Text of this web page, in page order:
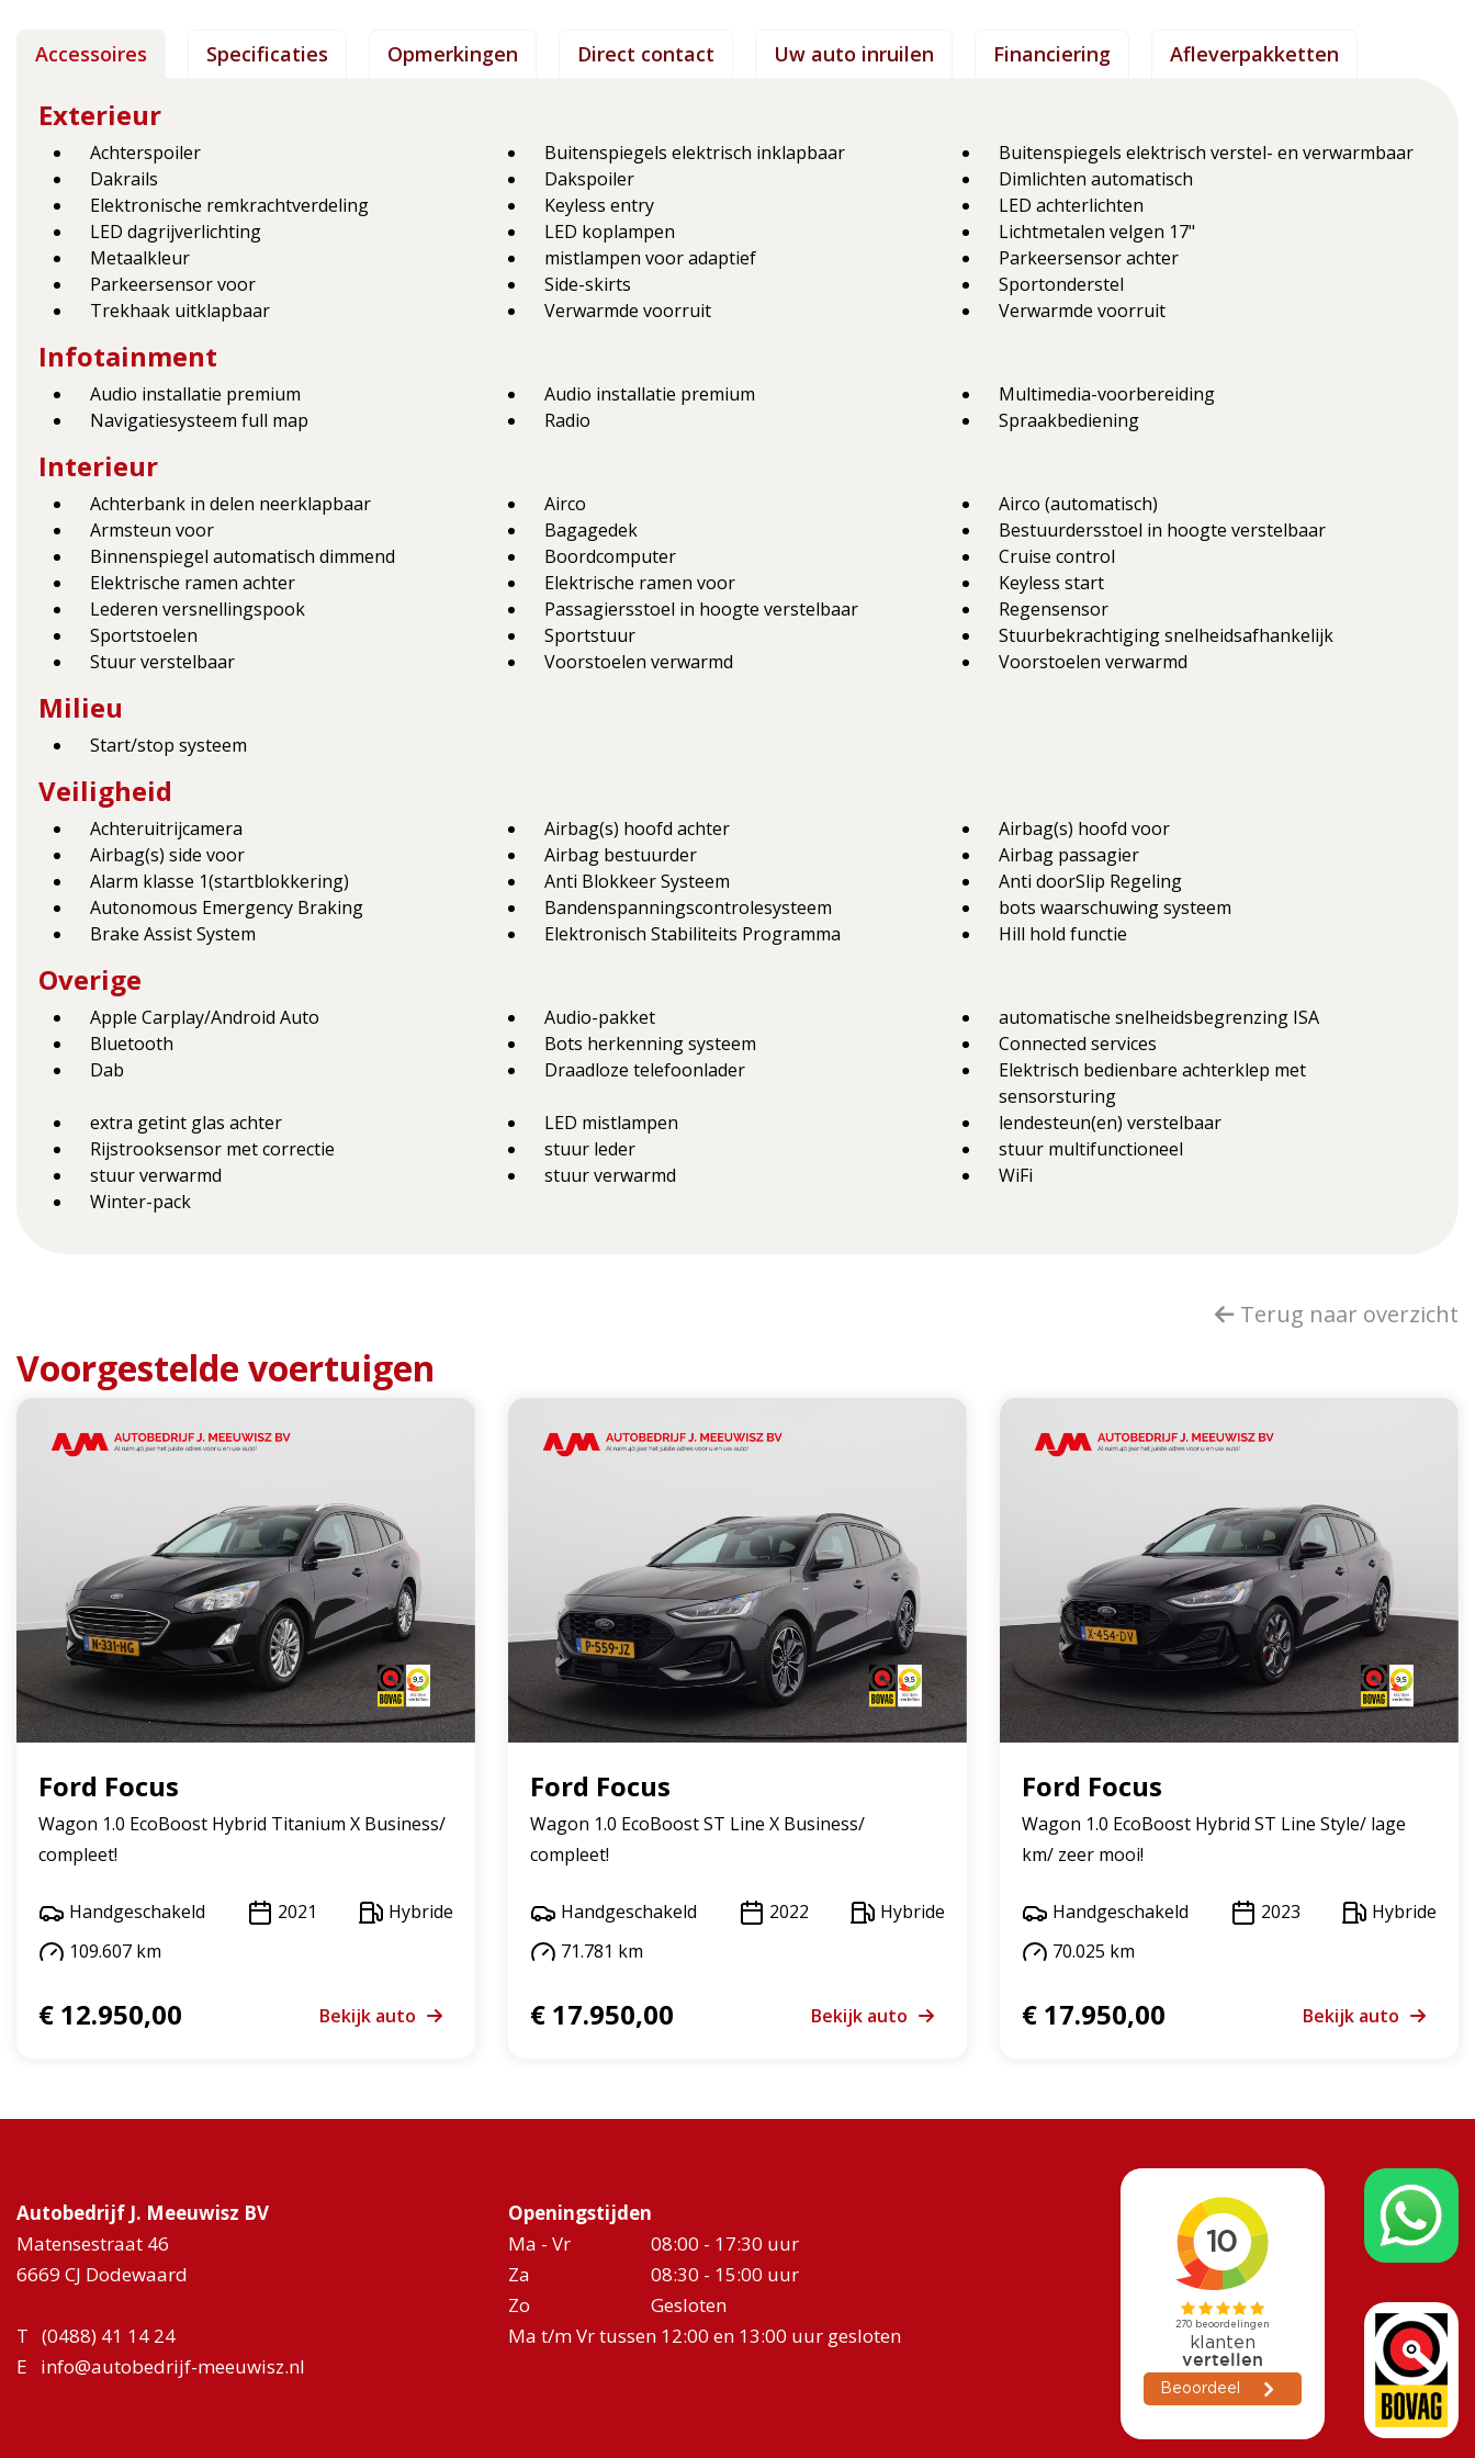
Accessoires Specificaties Opmerkingen Direct contact Uw auto inruilen Financiering Afleverpakketten
Exterieur
Achterspoiler Buitenspiegels elektrisch inklapbaar
Buitenspiegels elektrisch verstel- en verwarmbaar
Dakrails
Dakspoiler
Dimlichten automatisch
Elektronische remkrachtverdeling
Keyless entry
LED achterlichten
LED dagrijverlichting
LED koplampen
Lichtmetalen velgen 17"
Metaalkleur
mistlampen voor adaptief
Parkeersensor achter
Parkeersensor voor
Side-skirts
Sportonderstel
Trekhaak uitklapbaar
Verwarmde voorruit Verwarmde voorruit
Infotainment
Audio installatie premium Audio installatie premium
Multimedia-voorbereiding
Navigatiesysteem full map
Radio Spraakbediening
Interieur
Achterbank in delen neerklapbaar Airco
Airco (automatisch)
Armsteun voor
Bagagedek
Bestuurdersstoel in hoogte verstelbaar
Binnenspiegel automatisch dimmend
Boordcomputer
Cruise control
Elektrische ramen achter
Elektrische ramen voor
Keyless start
Lederen versnellingspook
Passagiersstoel in hoogte verstelbaar
Regensensor
Sportstoelen
Sportstuur
Stuurbekrachtiging snelheidsafhankelijk
Stuur verstelbaar
Voorstoelen verwarmd Voorstoelen verwarmd
Milieu
Start/stop systeem
Veiligheid
Achteruitrijcamera Airbag(s) hoofd achter
Airbag(s) hoofd voor
Airbag(s) side voor
Airbag bestuurder
Airbag passagier
Alarm klasse 1(startblokkering)
Anti Blokkeer Systeem
Anti doorSlip Regeling
Autonomous Emergency Braking
Bandenspanningscontrolesysteem
bots waarschuwing systeem
Brake Assist System
Elektronisch Stabiliteits Programma Hill hold functie
Overige
Apple Carplay/Android Auto Audio-pakket
automatische snelheidsbegrenzing ISA
Bluetooth
Bots herkenning systeem
Connected services
Dab
Draadloze telefoonlader
Elektrisch bedienbare achterklep met
sensorsturing
extra getint glas achter
LED mistlampen
lendesteun(en) verstelbaar
Rijstrooksensor met correctie
stuur leder
stuur multifunctioneel
stuur verwarmd
stuur verwarmd
WiFi
Winter-pack
Terug naar overzicht
Voorgestelde voertuigen
Ford Focus
Wagon 1.0 EcoBoost Hybrid Titanium X Business/
compleet!
Handgeschakeld 2021
Hybride
109.607 km
€ 12.950,00 Bekijk auto
Ford Focus
Wagon 1.0 EcoBoost ST Line X Business/
compleet!
Handgeschakeld 2022
Hybride
71.781 km
€ 17.950,00 Bekijk auto
Ford Focus
Wagon 1.0 EcoBoost Hybrid ST Line Style/ lage
km/ zeer mooi!
Handgeschakeld 2023
Hybride
70.025 km
€ 17.950,00 Bekijk auto
Autobedrijf J. Meeuwisz BV
Matensestraat 46
6669 CJ Dodewaard
T (0488) 41 14 24
E
info@autobedrijf-meeuwisz.nl
Openingstijden
Ma - Vr
08:00 - 17:30 uur
Za
08:30 - 15:00 uur
Zo
Gesloten
Ma t/m Vr tussen 12:00 en 13:00 uur gesloten